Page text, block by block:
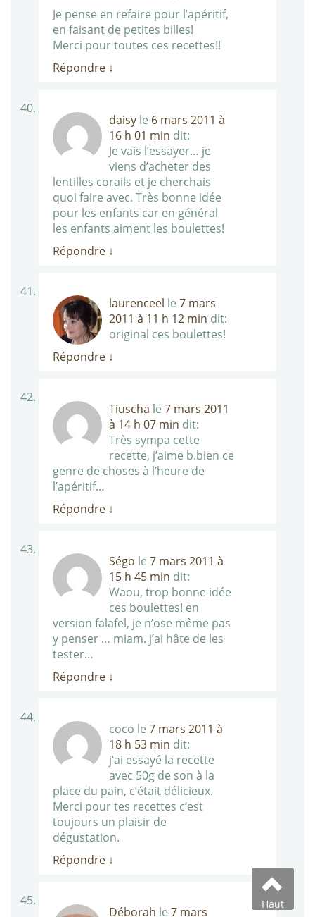
Je pense en refaire pour l’apéritif,
en faisant de petites billes!
Merci pour toutes ces recettes!!
Répondre ↓
daisy le 6 mars 2011 à
16 h 01 min dit:
Je vais l’essayer… je
viens d’acheter des
lentilles corails et je cherchais
quoi faire avec. Très bonne idée
pour les enfants car en général
les enfants aiment les boulettes!
Répondre ↓
laurenceel le 7 mars
2011 à 11 h 12 min dit:
original ces boulettes!
Répondre ↓
Tiuscha le 7 mars 2011
à 14 h 07 min dit:
Très sympa cette
recette, j’aime b.bien ce
genre de choses à l’heure de
l’apéritif…
Répondre ↓
Ségo le 7 mars 2011 à
15 h 45 min dit:
Waou, trop bonne idée
ces boulettes! en
version falafel, je n’ose même pas
y penser … miam. j’ai hâte de les
tester…
Répondre ↓
coco le 7 mars 2011 à
18 h 53 min dit:
j’ai essayé la recette
avec 50g de son à la
place du pain, c’était délicieux.
Merci pour tes recettes c’est
toujours un plaisir de
dégustation.
Répondre ↓
Déborah le 7 mars
Haut